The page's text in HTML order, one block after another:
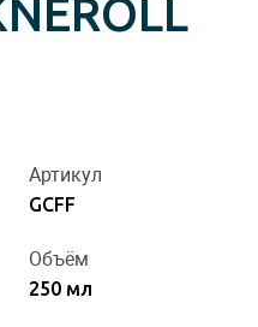
Артикул
GCFF
Объём
250 мл